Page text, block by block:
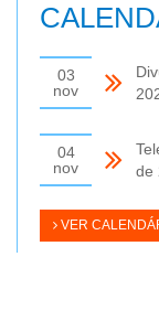
03
nov
04
nov
de
VER